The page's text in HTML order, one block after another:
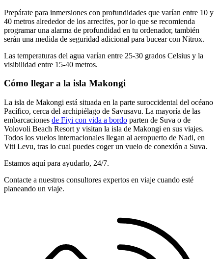
Prepárate para inmersiones con profundidades que varían entre 10 y
40 metros alrededor de los arrecifes, por lo que se recomienda
programar una alarma de profundidad en tu ordenador, también
serán una medida de seguridad adicional para bucear con Nitrox.
Las temperaturas del agua varían entre 25-30 grados Celsius y la
visibilidad entre 15-40 metros.
Cómo llegar a la isla Makongi
La isla de Makongi está situada en la parte suroccidental del océano
Pacífico, cerca del archipiélago de Savusavu. La mayoría de las
embarcaciones de Fiyi con vida a bordo parten de Suva o de
Volovoli Beach Resort y visitan la isla de Makongi en sus viajes.
Todos los vuelos internacionales llegan al aeropuerto de Nadi, en
Viti Levu, tras lo cual puedes coger un vuelo de conexión a Suva.
Estamos aquí para ayudarlo, 24/7.
Contacte a nuestros consultores expertos en viaje cuando esté
planeando un viaje.